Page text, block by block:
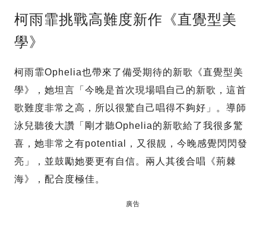
柯雨霏挑戰高難度新作《直覺型美
學》
柯雨霏Ophelia也帶來了備受期待的新歌《直覺型美
學》，她坦言「今晚是首次現場唱自己的新歌，這首
歌難度非常之高，所以很驚自己唱得不夠好」。導師
泳兒聽後大讚「剛才聽Ophelia的新歌給了我很多驚
喜，她非常之有potential，又很靚，今晚感覺閃閃發
亮」，並鼓勵她要更有自信。兩人其後合唱《荊棘
海》，配合度極佳。
廣告